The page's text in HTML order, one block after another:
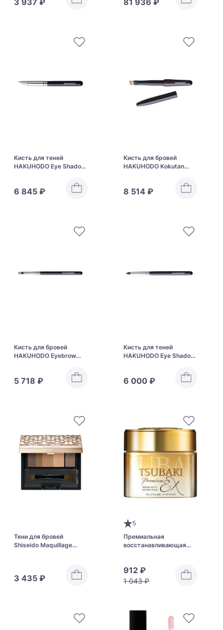
3 937 ₽ 81 936 ₽
Кисть для теней
HAKUHODO Eye Shadow
6 845 ₽
Кисть для бровей
HAKUHODO Kokutan
8 514 ₽
Кисть для бровей
HAKUHODO Eyebrow
5 718 ₽
Кисть для теней
HAKUHODO Eye Shadow
6 000 ₽
Тени для бровей
Shiseido Maquillage
3 435 ₽
5
Премиальная
восстанавливающая
Premium EX Repair Mask
912 ₽
1 043 ₽